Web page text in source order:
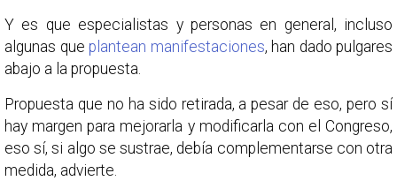
Y es que especialistas y personas en general, incluso
algunas que plantean manifestaciones, han dado pulgares
abajo a la propuesta.
Propuesta que no ha sido retirada, a pesar de eso, pero sí
hay margen para mejorarla y modificarla con el Congreso,
eso sí, si algo se sustrae, debía complementarse con otra
medida, advierte.